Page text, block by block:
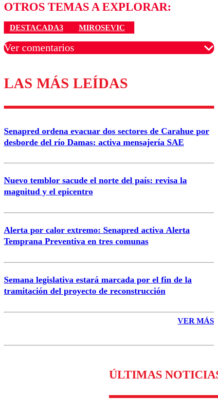
OTROS TEMAS A EXPLORAR:
DESTACADA3 MIROSEVIC
Ver comentarios
Los comentarios son moderados para garantizar un
diálogo respetuoso.
Correo
LAS MÁS LEÍDAS
Senapred ordena evacuar dos sectores de Carahue por
desborde del río Damas: activa mensajería SAE
Nuevo temblor sacude el norte del país: revisa la
magnitud y el epicentro
Alerta por calor extremo: Senapred activa Alerta
Temprana Preventiva en tres comunas
Semana legislativa estará marcada por el fin de la
tramitación del proyecto de reconstrucción
VER MÁS
ÚLTIMAS